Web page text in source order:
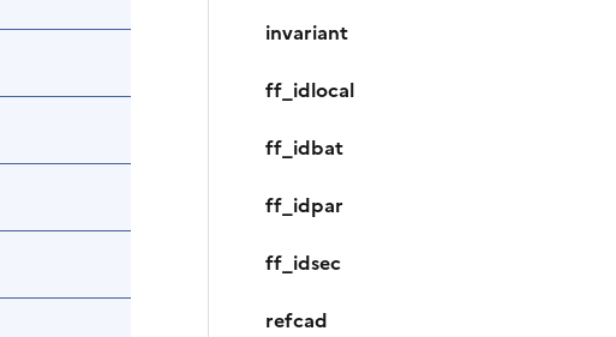
invariant
ff_idlocal
ff_idbat
ff_idpar
ff_idsec
refcad